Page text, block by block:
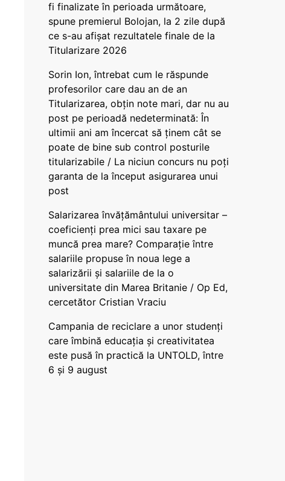
fi finalizate în perioada următoare,
spune premierul Bolojan, la 2 zile după
ce s-au afișat rezultatele finale de la
Titularizare 2026
Sorin Ion, întrebat cum le răspunde
profesorilor care dau an de an
Titularizarea, obțin note mari, dar nu au
post pe perioadă nedeterminată: În
ultimii ani am încercat să ținem cât se
poate de bine sub control posturile
titularizabile / La niciun concurs nu poți
garanta de la început asigurarea unui
post
Salarizarea învățământului universitar –
coeficienți prea mici sau taxare pe
muncă prea mare? Comparație între
salariile propuse în noua lege a
salarizării și salariile de la o
universitate din Marea Britanie / Op Ed,
cercetător Cristian Vraciu
Campania de reciclare a unor studenți
care îmbină educația și creativitatea
este pusă în practică la UNTOLD, între
6 și 9 august